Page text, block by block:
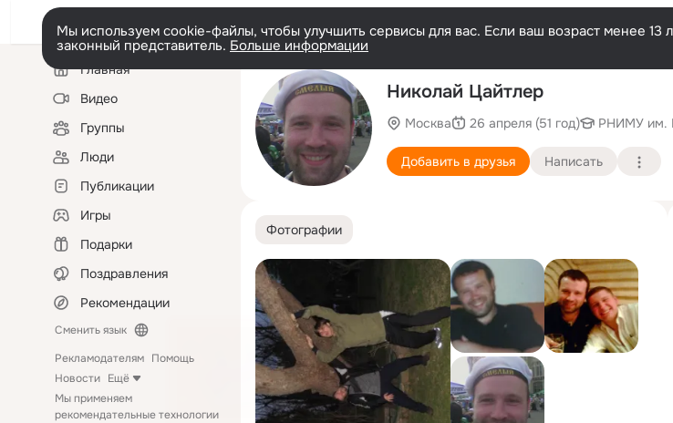
Мы используем cookie-файлы, чтобы улучшить сервисы для вас. Если ваш возраст менее 13
законный представитель. Больше информации
Левая
колонкаГлавная
Видео
Группы
Люди
Публикации
Игры
Подарки
Поздравления
Рекомендации
Сменить язык
Рекламодателям Помощь
Новости Ещё
Мы применяем
рекомендательные технологии
Николай Цайтлер
Москва 26 апреля (51 год) РНИМУ им.
Добавить в друзья Написать
Фотографии